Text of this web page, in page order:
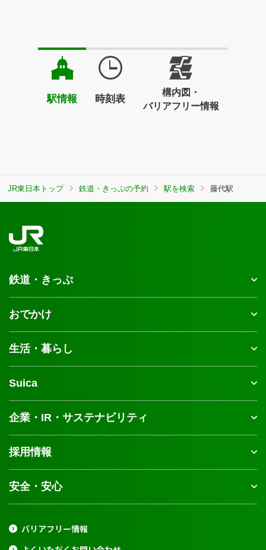
駅情報 時刻表
構内図・
バリアフリー情報
JR東日本トップ 鉄道・きっぷの予約 駅を検索 藤代駅
鉄道・きっぷ
おでかけ
生活・暮らし
Suica
企業・IR・サステナビリティ
採用情報
安全・安心
バリアフリー情報